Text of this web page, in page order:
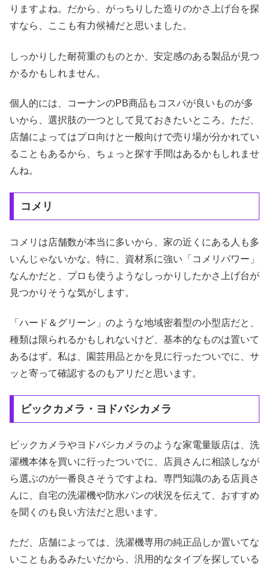
りますよね。だから、がっちりした造りのかさ上げ台を探
すなら、ここも有力候補だと思いました。
しっかりした耐荷重のものとか、安定感のある製品が見つ
かるかもしれません。
個人的には、コーナンのPB商品もコスパが良いものが多
いから、選択肢の一つとして見ておきたいところ。ただ、
店舗によってはプロ向けと一般向けで売り場が分かれてい
ることもあるから、ちょっと探す手間はあるかもしれませ
んね。
コメリ
コメリは店舗数が本当に多いから、家の近くにある人も多
いんじゃないかな。特に、資材系に強い「コメリパワー」
なんかだと、プロも使うようなしっかりしたかさ上げ台が
見つかりそうな気がします。
「ハード＆グリーン」のような地域密着型の小型店だと、
種類は限られるかもしれないけど、基本的なものは置いて
あるはず。私は、園芸用品とかを見に行ったついでに、サ
ッと寄って確認するのもアリだと思います。
ビックカメラ・ヨドバシカメラ
ビックカメラやヨドバシカメラのような家電量販店は、洗
濯機本体を買いに行ったついでに、店員さんに相談しなが
ら選ぶのが一番良さそうですよね。専門知識のある店員さ
んに、自宅の洗濯機や防水パンの状況を伝えて、おすすめ
を聞くのも良い方法だと思います。
ただ、店舗によっては、洗濯機専用の純正品しか置いてな
いこともあるみたいだから、汎用的なタイプを探している